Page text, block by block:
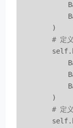
        )
# 定
        )
# 定